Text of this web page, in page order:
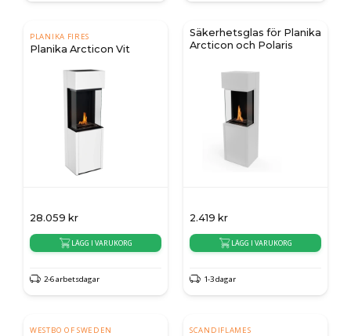
PLANIKA FIRES
Planika Arcticon Vit
28.059 kr
LÄGG I VARUKORG
2-6 arbetsdagar
Säkerhetsglas för Planika
Arcticon och Polaris
2.419 kr
LÄGG I VARUKORG
1-3 dagar
WESTBO OF SWEDEN SCANDIFLAMES